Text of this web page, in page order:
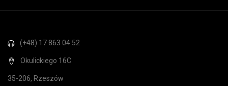
(+48) 17 863 04 52
Okulickiego 16C
35-206, Rzeszów